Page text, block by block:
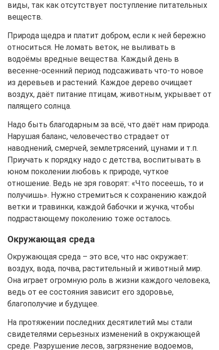
виды, так как отсутствует поступление питательных
веществ.
Природа щедра и платит добром, если к ней бережно
относиться. Не ломать веток, не выливать в
водоёмы вредные вещества. Каждый день в
весенне-осенний период подсаживать что-то новое
из деревьев и растений. Каждое дерево очищает
воздух, даёт питание птицам, животным, укрывает от
палящего солнца.
Надо быть благодарным за всё, что даёт нам природа.
Нарушая баланс, человечество страдает от
наводнений, смерчей, землетрясений, цунами и т.п.
Приучать к порядку надо с детства, воспитывать в
юном поколении любовь к природе, чуткое
отношение. Ведь не зря говорят: «Что посеешь, то и
получишь». Нужно стремиться к сохранению каждой
ветки и травинки, каждой бабочки и жучка, чтобы
подрастающему поколению тоже осталось.
Окружающая среда
Окружающая среда – это все, что нас окружает:
воздух, вода, почва, растительный и животный мир.
Она играет огромную роль в жизни каждого человека,
ведь от ее состояния зависит его здоровье,
благополучие и будущее.
На протяжении последних десятилетий мы стали
свидетелями серьезных изменений в окружающей
среде. Разрушение лесов, загрязнение водоемов,